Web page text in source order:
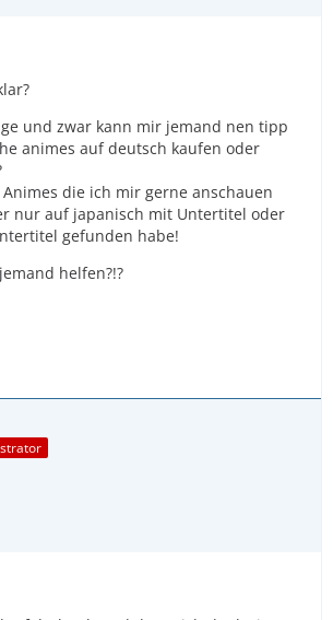
und zwar kann mir jemand nen tipp
animes auf deutsch kaufen oder
die ich mir gerne anschauen
nur auf japanisch mit Untertitel oder
gefunden habe!
helfen?!?